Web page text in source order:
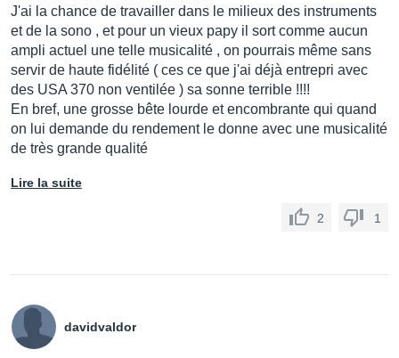
J'ai la chance de travailler dans le milieux des instruments
et de la sono , et pour un vieux papy il sort comme aucun
ampli actuel une telle musicalité , on pourrais même sans
servir de haute fidélité ( ces ce que j'ai déjà entrepri avec
des USA 370 non ventilée ) sa sonne terrible !!!!
En bref, une grosse bête lourde et encombrante qui quand
on lui demande du rendement le donne avec une musicalité
de très grande qualité
Lire la suite
2 1
davidvaldor